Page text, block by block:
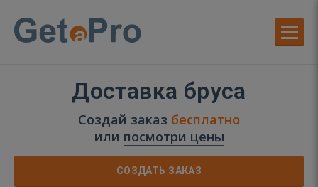
Доставка бруса
Создай заказ бесплатно
или посмотри цены
СОЗДАТЬ ЗАКАЗ